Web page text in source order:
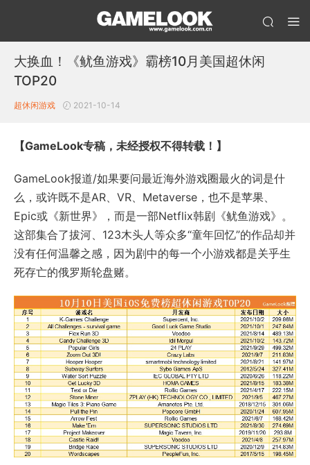
大换血！《鱿鱼游戏》霸榜10月美国超休闲
TOP20
超休闲游戏 2021-10-14
【GameLook专稿，未经授权不得转载！】
GameLook报道/如果要问最近海外游戏圈最火的词是什
么，或许既不是AR、VR、Metaverse，也不是苹果、
Epic或《新世界》，而是一部Netflix韩剧《鱿鱼游戏》。
这部集合了拔河、123木头人等众多“童年回忆”的作品却并
没有任何温馨之感，因为剧中的每一个小游戏都是关乎生
死存亡的俄罗斯轮盘赌。